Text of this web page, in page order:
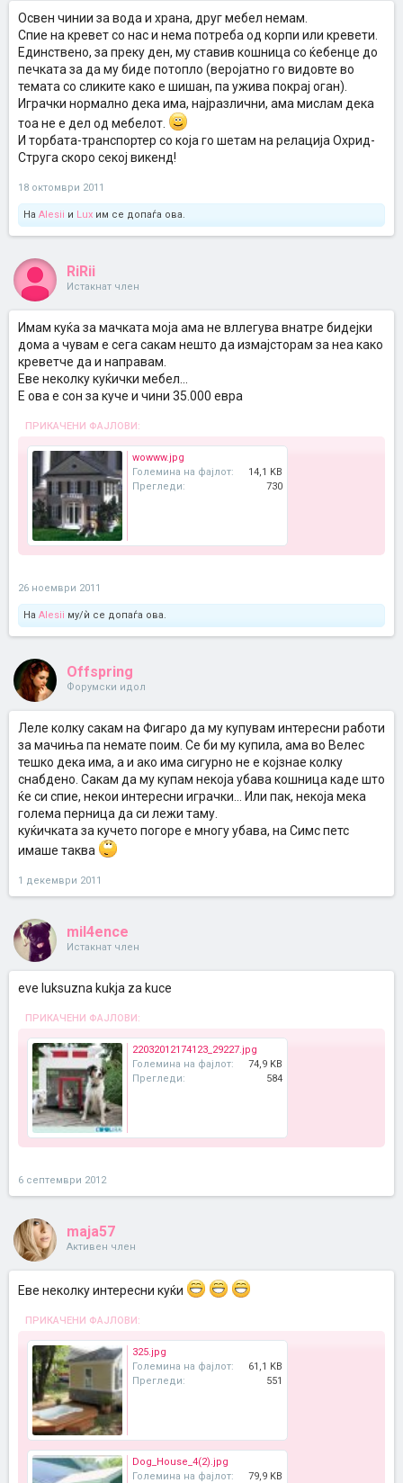
Освен чинии за вода и храна, друг мебел немам.
Спие на кревет со нас и нема потреба од корпи или кревети.
Единствено, за преку ден, му ставив кошница со ќебенце до
печката за да му биде потопло (веројатно го видовте во
темата со сликите како е шишан, па ужива покрај оган).
Играчки нормално дека има, најразлични, ама мислам дека
тоа не е дел од мебелот.
И торбата-транспортер со која го шетам на релација Охрид-
Струга скоро секој викенд!
18 октомври 2011
На Alesii и Lux им се допаѓа ова.
RiRii
Истакнат член
Имам куќа за мачката моја ама не вллегува внатре бидејки
дома а чувам е сега сакам нешто да измајсторам за неа како
креветче да и направам.
Еве неколку куќички мебел...
Е ова е сон за куче и чини 35.000 евра
ПРИКАЧЕНИ ФАЈЛОВИ:
wowww.jpg
Големина на фајлот:
14,1 KB
Прегледи:
730
26 ноември 2011
На Alesii му/ѝ се допаѓа ова.
Offspring
Форумски идол
Леле колку сакам на Фигаро да му купувам интересни работи
за мачиња па немате поим. Се би му купила, ама во Велес
тешко дека има, а и ако има сигурно не е којзнае колку
снабдено. Сакам да му купам некоја убава кошница каде што
ќе си спие, некои интересни играчки... Или пак, некоја мека
голема перница да си лежи таму.
куќичката за кучето погоре е многу убава, на Симс петс
имаше таква
1 декември 2011
mil4ence
Истакнат член
eve luksuzna kukja za kuce
ПРИКАЧЕНИ ФАЈЛОВИ:
22032012174123_29227.jpg
Големина на фајлот:
74,9 KB
Прегледи:
584
6 септември 2012
maja57
Активен член
Еве неколку интересни куќи
ПРИКАЧЕНИ ФАЈЛОВИ:
325.jpg
Големина на фајлот:
61,1 KB
Прегледи:
551
Dog_House_4(2).jpg
Големина на фајлот:
79,9 KB